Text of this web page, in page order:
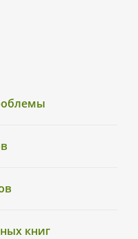
книг